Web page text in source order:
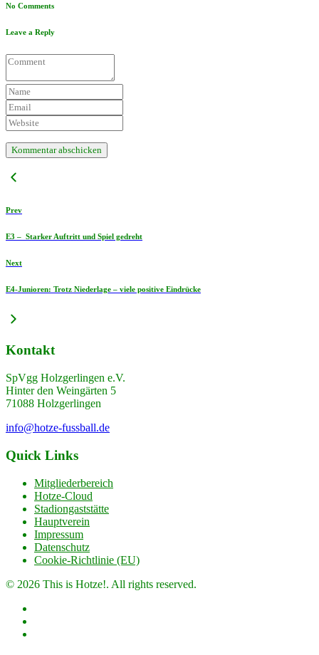
No Comments
Leave a Reply
Prev
E3 – Starker Auftritt und Spiel gedreht
Next
E4-Junioren: Trotz Niederlage – viele positive Eindrücke
Kontakt
SpVgg Holzgerlingen e.V.
Hinter den Weingärten 5
71088 Holzgerlingen
info@hotze-fussball.de
Quick Links
Mitgliederbereich
Hotze-Cloud
Stadiongaststätte
Hauptverein
Impressum
Datenschutz
Cookie-Richtlinie (EU)
© 2026 This is Hotze!. All rights reserved.